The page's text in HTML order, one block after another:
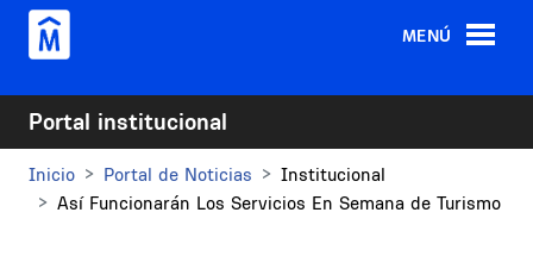
Pasar al contenido principal
MENÚ
Portal institucional
Inicio Portal de Noticias
Institucional
Así Funcionarán Los Servicios En Semana de Turismo